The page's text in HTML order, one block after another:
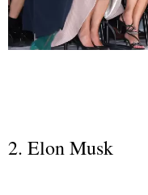
2. Elon Musk